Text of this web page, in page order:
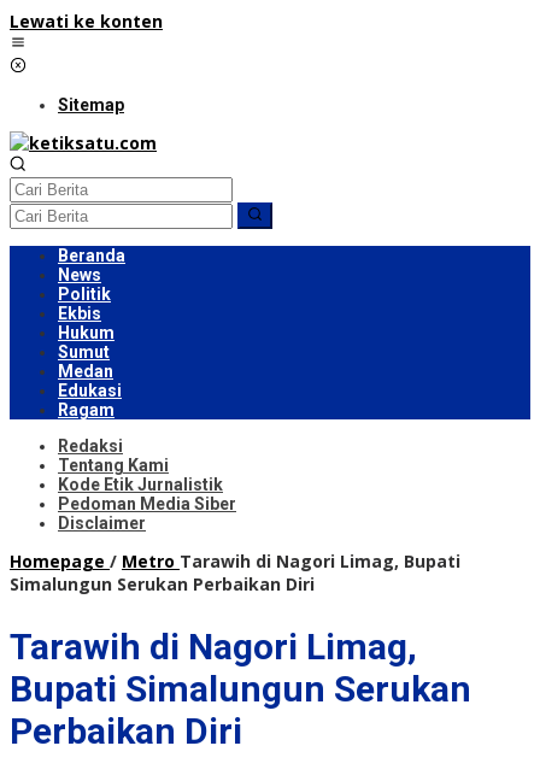
Lewati ke konten
Sitemap
Beranda
News
Politik
Ekbis
Hukum
Sumut
Medan
Edukasi
Ragam
Redaksi
Tentang Kami
Kode Etik Jurnalistik
Pedoman Media Siber
Disclaimer
Homepage / Metro Tarawih di Nagori Limag, Bupati
Simalungun Serukan Perbaikan Diri
Tarawih di Nagori Limag,
Bupati Simalungun Serukan
Perbaikan Diri